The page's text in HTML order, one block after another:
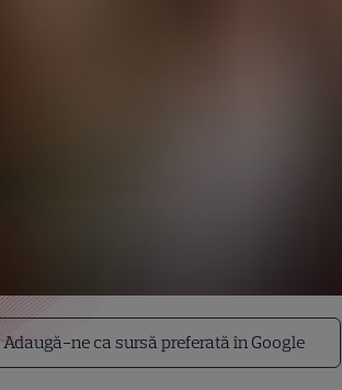
Adaugă-ne ca sursă preferată în Google